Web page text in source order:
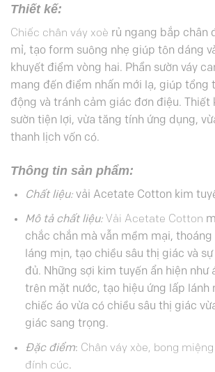
Thiết kế:
Chiếc chân váy xoè rủ ngang bắp chân
mỉ, tạo form suông nhẹ giúp tôn dáng
khuyết điểm vòng hai. Phần sườn váy
mang đến điểm nhấn mới lạ, giúp tổng
động và tránh cảm giác đơn điệu. Thiết
sườn tiện lợi, vừa tăng tính ứng dụng,
thanh lịch vốn có.
Thông tin sản phẩm:
Chất liệu:vải Acetate Cotton kim
Mô tả chất liệu:Vải Acetate Cotton
chắc chắn mà vẫn mềm mại,
láng mịn, tạo chiều sâu thị giác và
đủ. Những sợi kim tuyến ẩn hiện như
trên mặt nước, tạo hiệu ứng lấp lánh
chiếc áo vừa có chiều sâu thị giác
giác sang trọng.
Đặc điểm: Chân váy xòe, bong
đính cúc.